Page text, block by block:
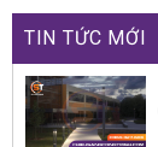
TIN TỨC MỚI